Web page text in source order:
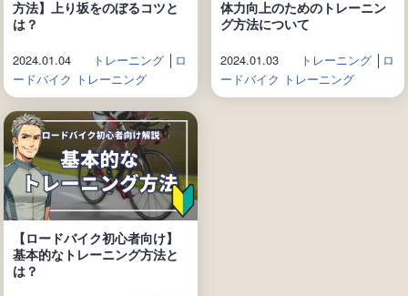
方法】上り坂をのぼるコツと
は？
2024.01.04 トレーニング│
ロ
ードバイク トレーニング
体力向上のためのトレーニン
グ方法について
2024.01.03 トレーニング│
ロ
ードバイク トレーニング
【ロードバイク初心者向け】
基本的なトレーニング方法と
は？